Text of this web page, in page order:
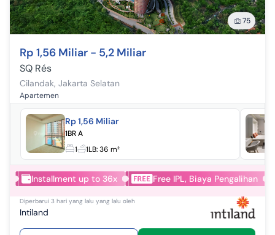
75
Rp 1,56 Miliar - 5,2 Miliar
SQ Rés
Cilandak, Jakarta Selatan
Apartemen
Rp 1,56 Miliar
1BR A
1
1LB:36 m²
Installment up to 36x Free IPL, Biaya Pengalihan
Diperbarui 3 hari yang lalu yang lalu oleh
Intiland